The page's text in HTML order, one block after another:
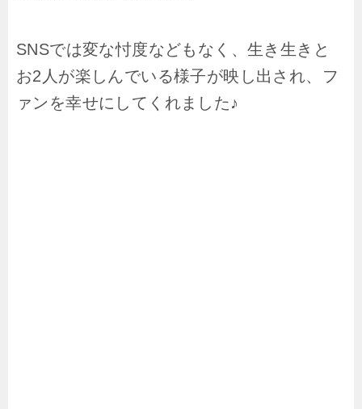
SNSでは変な忖度などもなく、生き生きと
お2人が楽しんでいる様子が映し出され、フ
ァンを幸せにしてくれました♪